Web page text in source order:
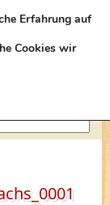
Erfahrung auf
Cookies wir